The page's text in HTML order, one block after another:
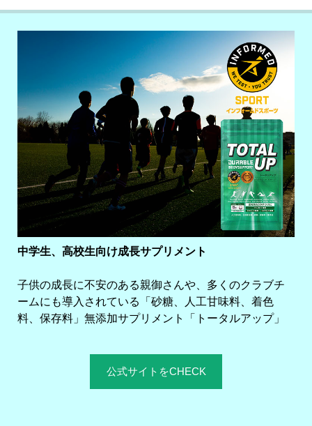
中学生、高校生向け成長サプリメント
子供の成長に不安のある親御さんや、多くのクラブチ
ームにも導入されている「砂糖、人工甘味料、着色
料、保存料」無添加サプリメント「トータルアップ」
公式サイトをCHECK